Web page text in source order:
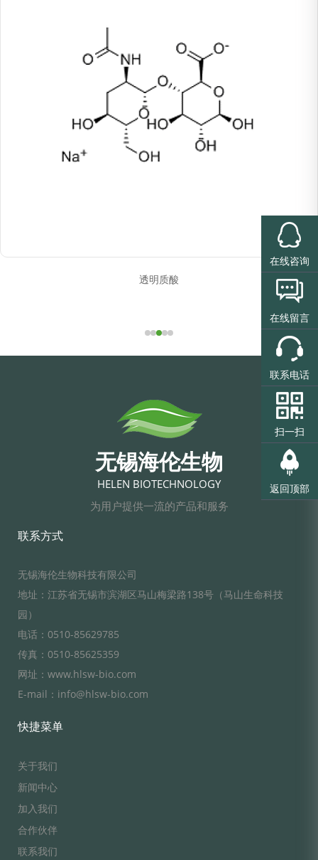
透明质酸
无锡海伦生物
HELEN BIOTECHNOLOGY
为用户提供一流的产品和服务
联系方式
无锡海伦生物科技有限公司
地址：江苏省无锡市滨湖区马山梅梁路138号（马山生命科技
园）
电话：0510-85629785
传真：0510-85625359
网址：www.hlsw-bio.com
E-mail：info@hlsw-bio.com
快捷菜单
关于我们
新闻中心
加入我们
合作伙伴
联系我们
在线咨询
在线留言
联系电话
扫一扫
返回顶部